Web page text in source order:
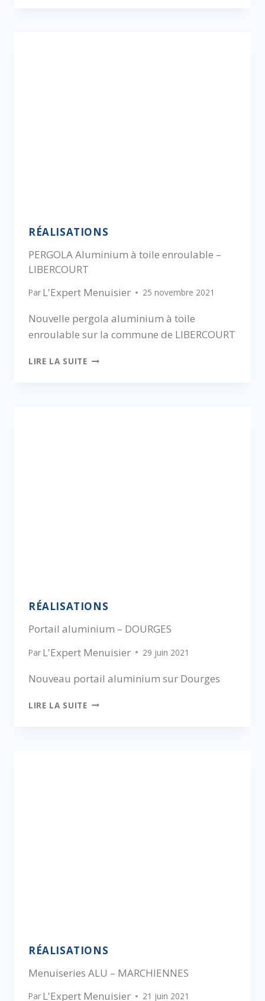
RÉALISATIONS
PERGOLA Aluminium à toile enroulable –
LIBERCOURT
Par L'Expert Menuisier 25 novembre 2021
Nouvelle pergola aluminium à toile
enroulable sur la commune de LIBERCOURT
LIRE LA SUITE
RÉALISATIONS
Portail aluminium – DOURGES
Par L'Expert Menuisier 29 juin 2021
Nouveau portail aluminium sur Dourges
LIRE LA SUITE
RÉALISATIONS
Menuiseries ALU – MARCHIENNES
Par L'Expert Menuisier 21 juin 2021